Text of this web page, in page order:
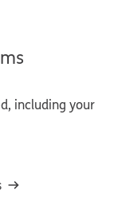
including your